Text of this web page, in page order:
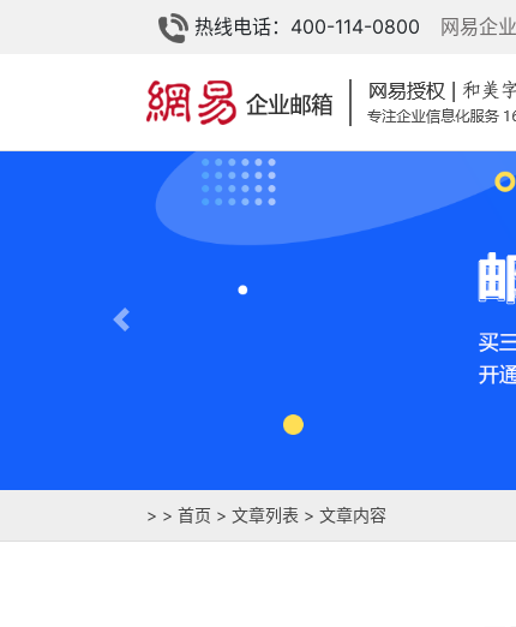
热线电话：400-114-0800 网易企
Previous
> > 首页 > 文章列表 > 文章内容